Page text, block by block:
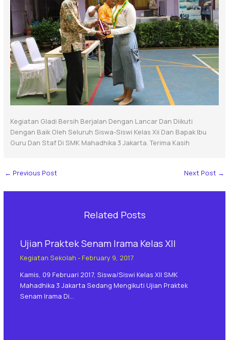
Kegiatan Gladi Bersih Berjalan Dengan Lancar Dan Diikuti
Dengan Baik Oleh Seluruh Siswa-Siswi Kelas Xii Dan Bapak Ibu
Guru Dan Staf Di SMK Mahadhika 3 Jakarta. Terima Kasih
← Previous Post Next Post →
Related Posts
Ujian Praktek Senam Irama Kelas XII
Kegiatan Sekolah - February 9, 2017
Kamis, 09 Februari 2017, Siswa/siswi Kelas XII SMK
Mahadhika 3 Jakarta Sedang Mengikuti Ujian Praktek
Senam Irama Di…